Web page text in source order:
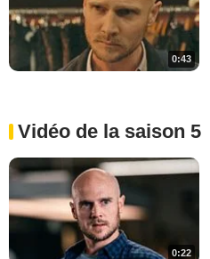
0:43
Vidéo de la saison 5
0:22